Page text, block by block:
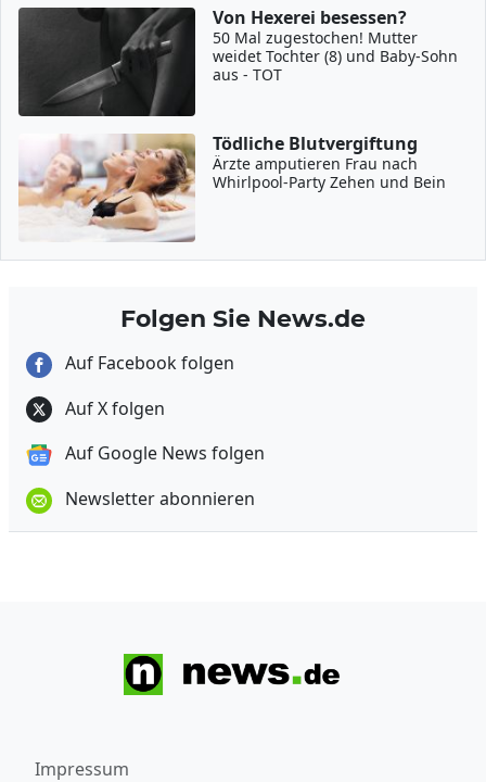
Von Hexerei besessen?
50 Mal zugestochen! Mutter
weidet Tochter (8) und Baby-Sohn
aus - TOT
Tödliche Blutvergiftung
Ärzte amputieren Frau nach
Whirlpool-Party Zehen und Bein
Folgen Sie News.de
Auf Facebook folgen
Auf X folgen
Auf Google News folgen
Newsletter abonnieren
Impressum